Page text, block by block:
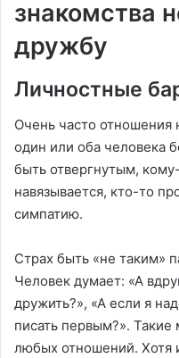
знакомства
дружбу
Личностные
Очень часто отношения
один или оба человека
быть отвергнутым,
навязывается, кто-то
симпатию.
Страх быть «не таким»
Человек думает: «А
дружить?», «А если я
писать первым?». Такие
любых отношений. Хотя